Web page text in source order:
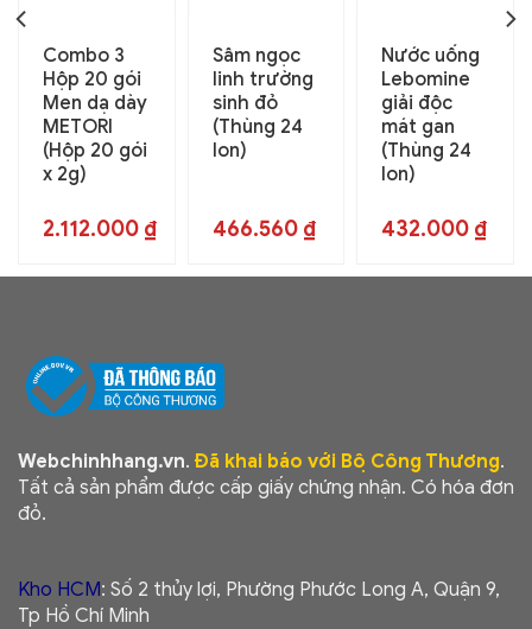
Combo 3
Hộp 20 gói
Men dạ dày
METORI
(Hộp 20 gói
x 2g)
2.112.000 ₫
Sâm ngọc
linh trường
sinh đỏ
(Thùng 24
lon)
466.560 ₫
Nước uống
Lebomine
giải độc
mát gan
(Thùng 24
lon)
432.000 ₫
Webchinhhang.vn. Đã khai báo với Bộ Công Thương.
Tất cả sản phẩm được cấp giấy chứng nhận. Có hóa đơn
đỏ.
Kho HCM: Số 2 thủy lợi, Phường Phước Long A, Quận 9,
Tp Hồ Chí Minh